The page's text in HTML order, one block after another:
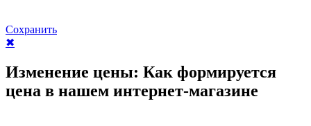
Сохранить
✖
Изменение цены: Как формируется
цена в нашем интернет-магазине